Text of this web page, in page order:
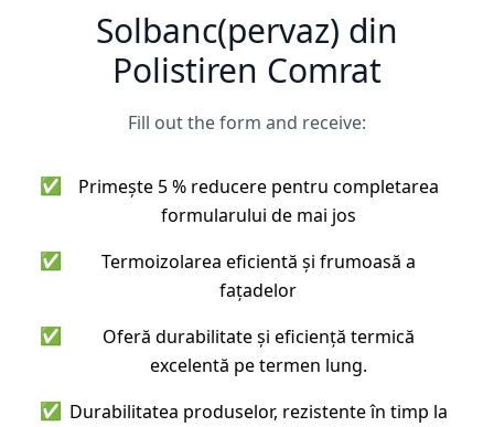
Solbanc(pervaz) din
Polistiren Comrat
Fill out the form and receive:
✅
Primește 5 % reducere pentru completarea
formularului de mai jos
✅
Termoizolarea eficientă și frumoasă a
fațadelor
✅
Oferă durabilitate și eficiență termică
excelentă pe termen lung.
✅ Durabilitatea produselor, rezistente în timp la